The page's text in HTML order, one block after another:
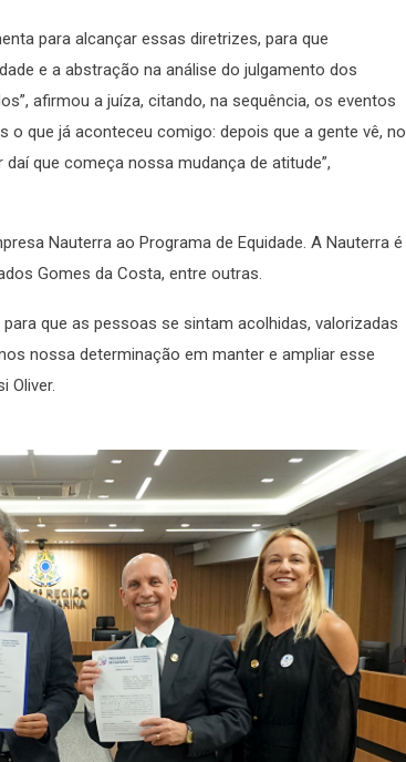
para alcançar essas diretrizes, para que
e a abstração na análise do julgamento dos
afirmou a juíza, citando, na sequência, os eventos
que já aconteceu comigo: depois que a gente vê, no
daí que começa nossa mudança de atitude”,
Nauterra ao Programa de Equidade. A Nauterra é
Gomes da Costa, entre outras.
que as pessoas se sintam acolhidas, valorizadas
nossa determinação em manter e ampliar esse
Oliver.